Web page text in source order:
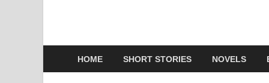
HOME SHORT STORIES NOVELS